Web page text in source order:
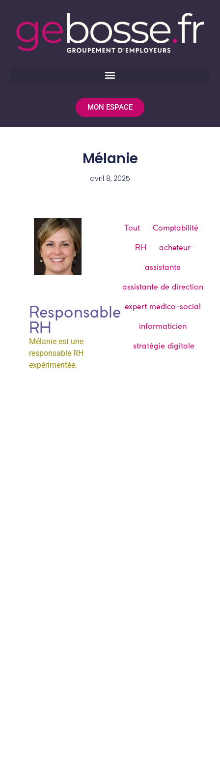
MON ESPACE
Mélanie
avril 8, 2025
Responsable
RH
Mélanie est une
responsable RH
expérimentée.
Tout
Comptabilité
RH
acheteur
assistante
assistante de direction
expert medico-social
informaticien
stratégie digitale